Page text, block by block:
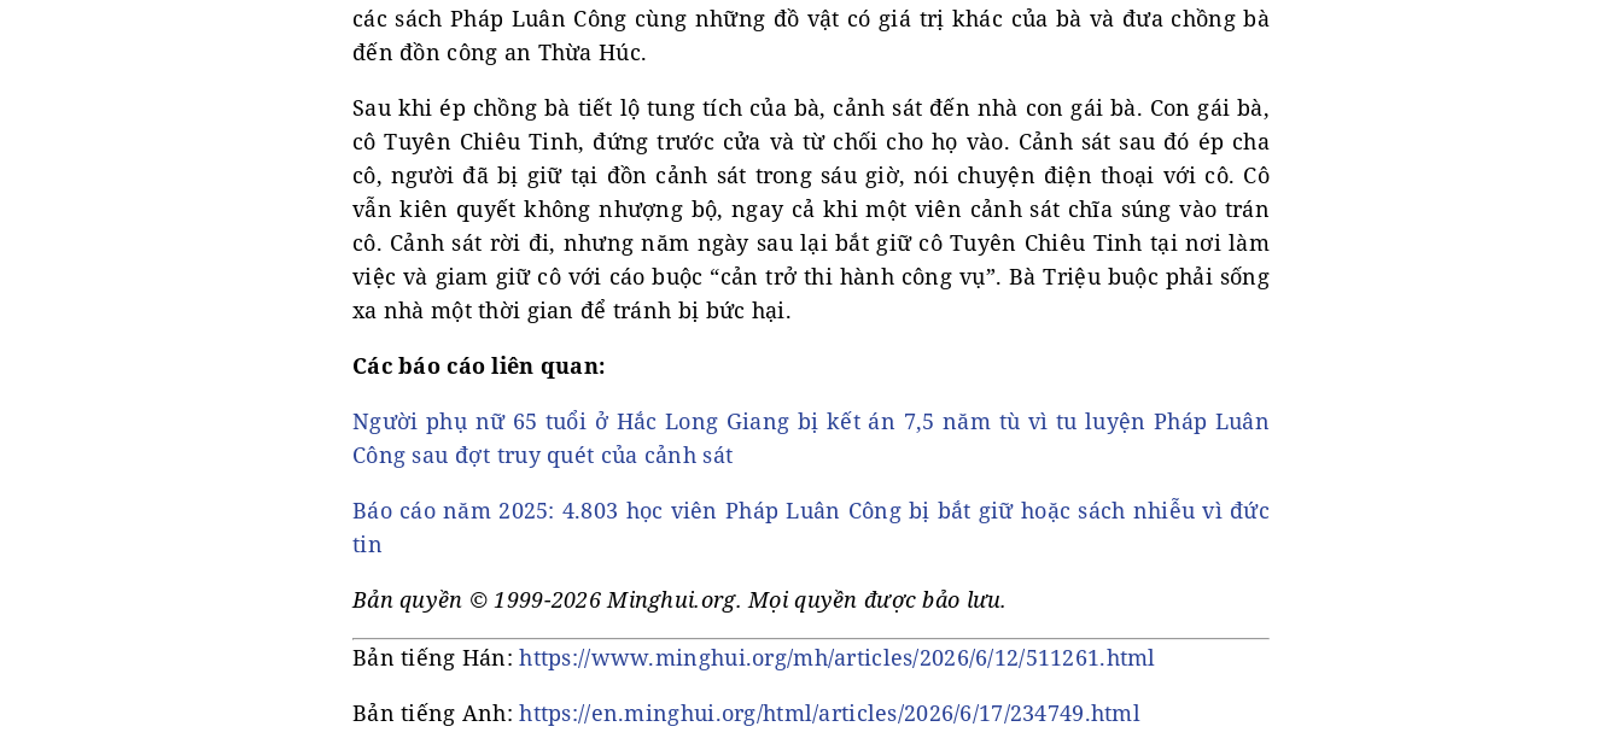
các sách Pháp Luân Công cùng những đồ vật có giá trị khác của bà và đưa chồng bà
đến đồn công an Thừa Húc.
Sau khi ép chồng bà tiết lộ tung tích của bà, cảnh sát đến nhà con gái bà. Con gái bà,
cô Tuyên Chiêu Tinh, đứng trước cửa và từ chối cho họ vào. Cảnh sát sau đó ép cha
cô, người đã bị giữ tại đồn cảnh sát trong sáu giờ, nói chuyện điện thoại với cô. Cô
vẫn kiên quyết không nhượng bộ, ngay cả khi một viên cảnh sát chĩa súng vào trán
cô. Cảnh sát rời đi, nhưng năm ngày sau lại bắt giữ cô Tuyên Chiêu Tinh tại nơi làm
việc và giam giữ cô với cáo buộc “cản trở thi hành công vụ”. Bà Triệu buộc phải sống
xa nhà một thời gian để tránh bị bức hại.
Các báo cáo liên quan:
Người phụ nữ 65 tuổi ở Hắc Long Giang bị kết án 7,5 năm tù vì tu luyện Pháp Luân
Công sau đợt truy quét của cảnh sát
Báo cáo năm 2025: 4.803 học viên Pháp Luân Công bị bắt giữ hoặc sách nhiễu vì đức
tin
Bản quyền © 1999-2026 Minghui.org. Mọi quyền được bảo lưu.
Bản tiếng Hán:https://www.minghui.org/mh/articles/2026/6/12/511261.html
Bản tiếng Anh:https://en.minghui.org/html/articles/2026/6/17/234749.html